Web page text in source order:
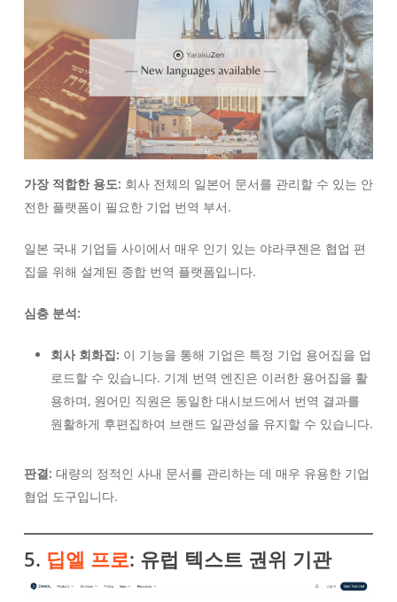
가장 적합한 용도: 회사 전체의 일본어 문서를 관리할 수 있는 안
전한 플랫폼이 필요한 기업 번역 부서.
일본 국내 기업들 사이에서 매우 인기 있는 야라쿠젠은 협업 편
집을 위해 설계된 종합 번역 플랫폼입니다.
심층 분석:
회사 회화집: 이 기능을 통해 기업은 특정 기업 용어집을 업
로드할 수 있습니다. 기계 번역 엔진은 이러한 용어집을 활
용하며, 원어민 직원은 동일한 대시보드에서 번역 결과를
원활하게 후편집하여 브랜드 일관성을 유지할 수 있습니다.
판결: 대량의 정적인 사내 문서를 관리하는 데 매우 유용한 기업
협업 도구입니다.
5. 딥엘 프로: 유럽 텍스트 권위 기관